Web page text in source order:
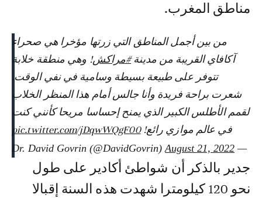
مناطق المغرب.
من بين أجمل المناطق التي زرتها مؤخرا هي صحراء
آكافاي القريبة من مدينة#مراكش! وهي منطقة خلابة
تتوفر على طبيعة بسيطة وسامية في نفي الوقت.
شعرت براحة فريدة وأنا جالس أمام هذا المنظر الخلاب
لقمم الأطلس الكبير الذي يمنح إحساسا مريحا كأنني كنت
في عالم موازي رائع!pic.twitter.com/jDqwWQgF00
— Dr. David Govrin (@DavidGovrin)
August 21, 2022
جدير بالذكر أن شواطئ أكادير على طول
نحو 120 كيلومترا شهدت هذه السنة إقبالا